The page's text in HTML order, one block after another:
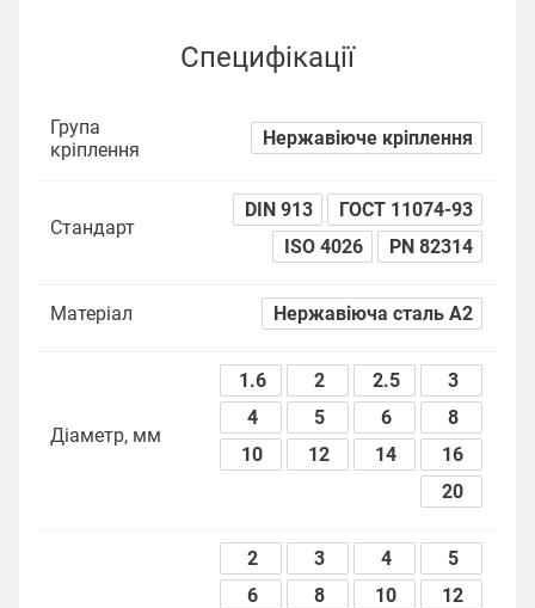
Специфікації
Група
кріплення
Нержавіюче кріплення
Стандарт
DIN 913
ГОСТ 11074-93
ISO 4026
PN 82314
Матеріал Нержавіюча сталь А2
Діаметр, мм
1.6 2 2.5
3
4
5 6
8
10
12 14
16
20
2 3 4
5
6
8 10
12